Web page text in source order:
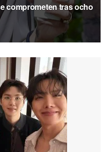
comprometen tras ocho